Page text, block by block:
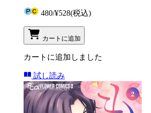
480/¥528(税込)
カートに追加
カートに追加しました
試し読み